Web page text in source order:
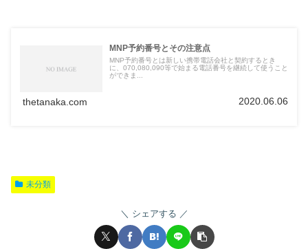
MNP予約番号とその注意点
MNP予約番号とは新しい携帯電話会社と契約するとき
に、070,080,090等で始まる電話番号を継続して使うこと
ができま...
thetanaka.com 2020.06.06
未分類
シェアする